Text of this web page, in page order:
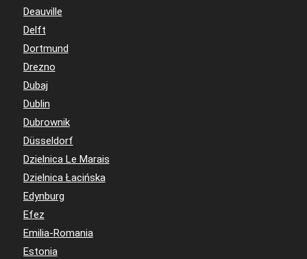
Deauville
Delft
Dortmund
Drezno
Dubaj
Dublin
Dubrownik
Düsseldorf
Dzielnica Le Marais
Dzielnica Łacińska
Edynburg
Efez
Emilia-Romania
Estonia